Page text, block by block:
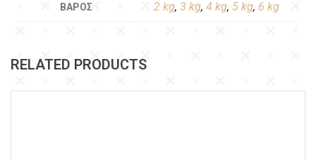
ΒΆΡΟΣ 2 kg, 3 kg, 4 kg, 5 kg, 6 kg
RELATED PRODUCTS